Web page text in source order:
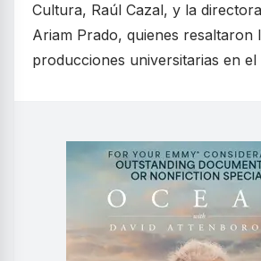
Cultura, Raúl Cazal, y la
Ariam Prado, quienes resaltaron
producciones universitarias en el